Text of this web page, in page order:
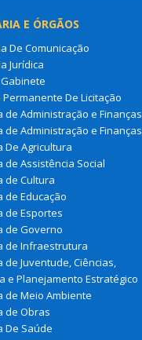
E ÓRGÃOS
De Comunicação
Jurídica
De Licitação
de Administração e Finanças
de Administração e Finanças
De Agricultura
de Assistência Social
de Cultura
de Educação
de Esportes
de Governo
de Infraestrutura
de Juventude, Ciências,
e Planejamento Estratégico
de Meio Ambiente
de Obras
De Saúde